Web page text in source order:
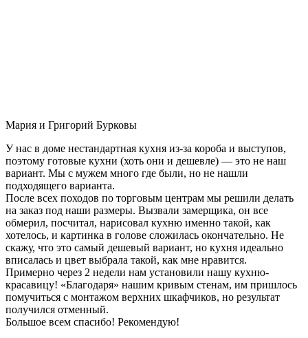
Мария и Григорий Бурковы
У нас в доме нестандартная кухня из-за короба и выступов,
поэтому готовые кухни (хоть они и дешевле) — это не наш
вариант. Мы с мужем много где были, но не нашли
подходящего варианта.
После всех походов по торговым центрам мы решили делать
на заказ под наши размеры. Вызвали замерщика, он все
обмерил, посчитал, нарисовал кухню именно такой, как
хотелось, и картинка в голове сложилась окончательно. Не
скажу, что это самый дешевый вариант, но кухня идеально
вписалась и цвет выбрала такой, как мне нравится.
Примерно через 2 недели нам установили нашу кухню-
красавицу! «Благодаря» нашим кривым стенам, им пришлось
помучиться с монтажом верхних шкафчиков, но результат
получился отменный.
Большое всем спасибо! Рекомендую!